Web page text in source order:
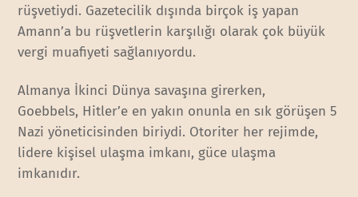
rüşvetiydi. Gazetecilik dışında birçok iş yapan
Amann’a bu rüşvetlerin karşılığı olarak çok büyük
vergi muafiyeti sağlanıyordu.
Almanya İkinci Dünya savaşına girerken,
Goebbels, Hitler’e en yakın onunla en sık görüşen 5
Nazi yöneticisinden biriydi. Otoriter her rejimde,
lidere kişisel ulaşma imkanı, güce ulaşma
imkanıdır.